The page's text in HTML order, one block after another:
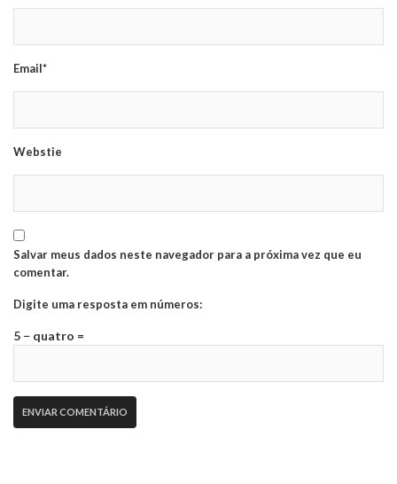
Email*
Webstie
Salvar meus dados neste navegador para a próxima vez que eu
comentar.
Digite uma resposta em números:
5 − quatro =